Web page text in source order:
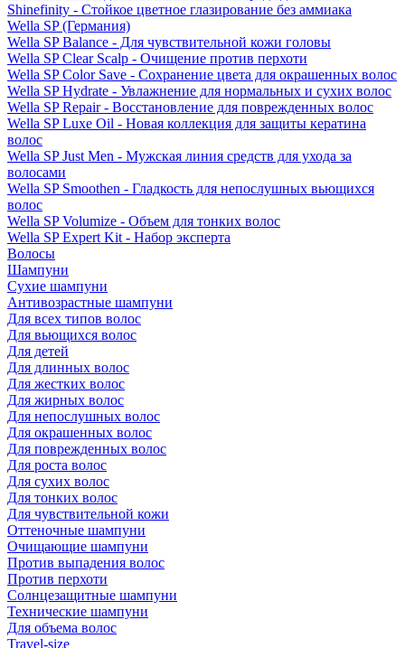
Shinefinity - Стойкое цветное глазирование без аммиака
Wella SP (Германия)
Wella SP Balance - Для чувствительной кожи головы
Wella SP Clear Scalp - Очищение против перхоти
Wella SP Color Save - Сохранение цвета для окрашенных волос
Wella SP Hydrate - Увлажнение для нормальных и сухих волос
Wella SP Repair - Восстановление для поврежденных волос
Wella SP Luxe Oil - Новая коллекция для защиты кератина
волос
Wella SP Just Men - Мужская линия средств для ухода за
волосами
Wella SP Smoothen - Гладкость для непослушных вьющихся
волос
Wella SP Volumize - Объем для тонких волос
Wella SP Expert Kit - Набор эксперта
Волосы
Шампуни
Сухие шампуни
Антивозрастные шампуни
Для всех типов волос
Для вьющихся волос
Для детей
Для длинных волос
Для жестких волос
Для жирных волос
Для непослушных волос
Для окрашенных волос
Для поврежденных волос
Для роста волос
Для сухих волос
Для тонких волос
Для чувствительной кожи
Оттеночные шампуни
Очищающие шампуни
Против выпадения волос
Против перхоти
Солнцезащитные шампуни
Технические шампуни
Для объема волос
Travel-size